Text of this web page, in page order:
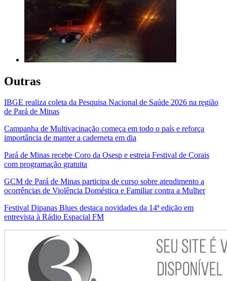
Outras
IBGE realiza coleta da Pesquisa Nacional de Saúde 2026 na região
de Pará de Minas
Campanha de Multivacinação começa em todo o país e reforça
importância de manter a caderneta em dia
Pará de Minas recebe Coro da Osesp e estreia Festival de Corais
com programação gratuita
GCM de Pará de Minas participa de curso sobre atendimento a
ocorrências de Violência Doméstica e Familiar contra a Mulher
Festival Dipanas Blues destaca novidades da 14ª edição em
entrevista à Rádio Espacial FM